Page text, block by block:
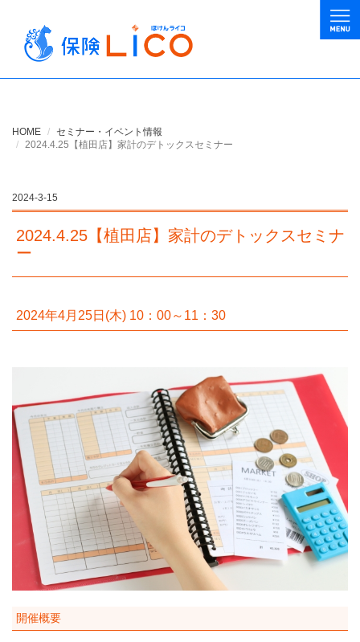
HOME
セミナー・イベント情報
2024.4.25【植田店】家計のデトックスセミナー
2024-3-15
2024.4.25【植田店】家計のデトックスセミナ
ー
2024年4月25日(木) 10：00～11：30
開催概要